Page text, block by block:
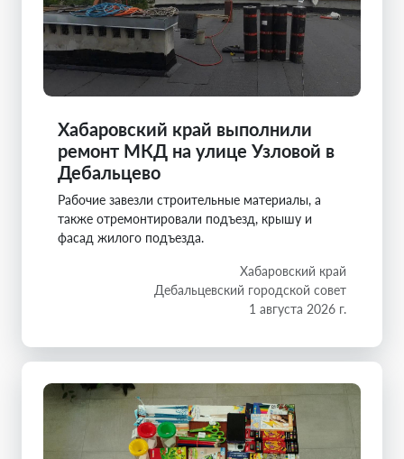
Хабаровский край выполнили
ремонт МКД на улице Узловой в
Дебальцево
Рабочие завезли строительные материалы, а
также отремонтировали подъезд, крышу и
фасад жилого подъезда.
Хабаровский край
Дебальцевский городской совет
1 августа 2026 г.